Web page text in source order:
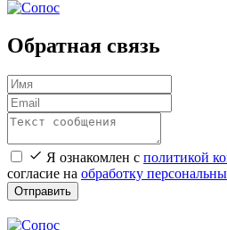
Обратная связь
Я ознакомлен с политикой
согласие на обработку
Отправить